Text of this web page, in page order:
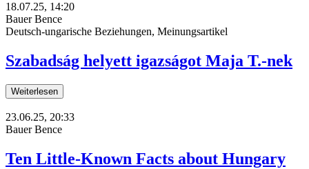
18.07.25, 14:20
Bauer Bence
Deutsch-ungarische Beziehungen, Meinungsartikel
Szabadság helyett igazságot Maja T.-nek
Weiterlesen
23.06.25, 20:33
Bauer Bence
Ten Little-Known Facts about Hungary